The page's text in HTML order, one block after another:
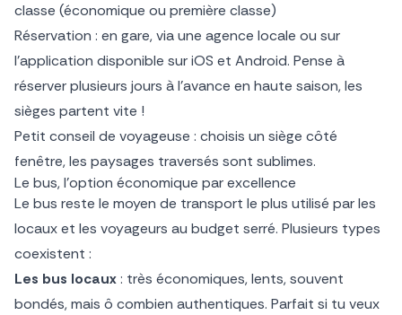
classe (économique ou première classe)
Réservation : en gare, via une agence locale ou sur
l’application disponible sur iOS et Android. Pense à
réserver plusieurs jours à l’avance en haute saison, les
sièges partent vite !
Petit conseil de voyageuse : choisis un siège côté
fenêtre, les paysages traversés sont sublimes.
Le bus, l’option économique par excellence
Le bus reste le moyen de transport le plus utilisé par les
locaux et les voyageurs au budget serré. Plusieurs types
coexistent :
Les bus locaux: très économiques, lents, souvent
bondés, mais ô combien authentiques. Parfait si tu veux